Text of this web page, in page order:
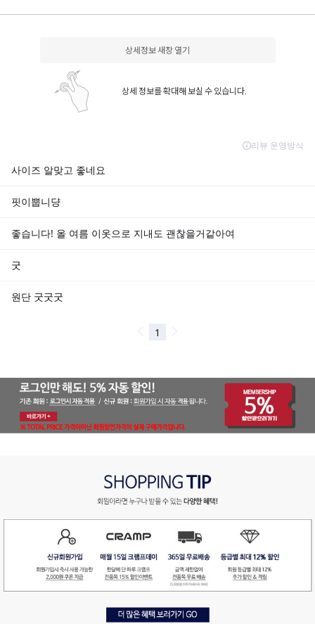
상세정보 새창 열기
상세 정보를 확대해 보실 수 있습니다.